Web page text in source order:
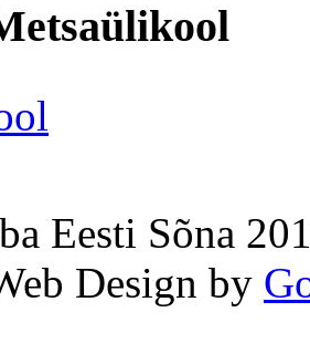
Eesti Sõna
Design by